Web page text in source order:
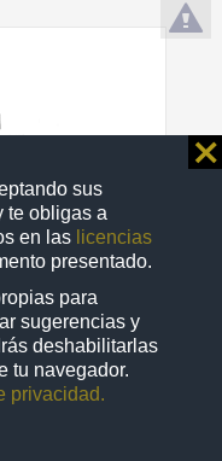
sus
te obligas a
en las licencias
presentado.
para
sugerencias y
deshabilitarlas
tu navegador.
privacidad.
⨯
hemática